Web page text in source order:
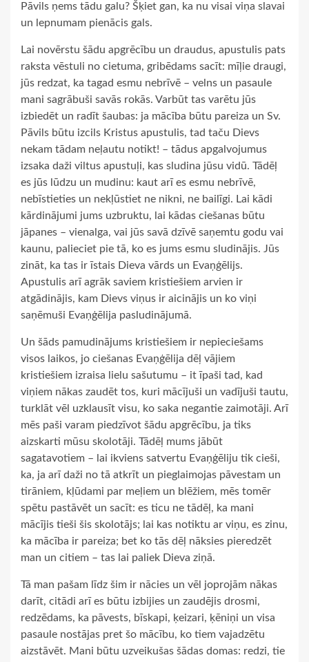
Pāvils ņems tādu galu? Šķiet gan, ka nu visai viņa slavai
un lepnumam pienācis gals.
Lai novērstu šādu apgrēcību un draudus, apustulis pats
raksta vēstuli no cietuma, gribēdams sacīt: mīļie draugi,
jūs redzat, ka tagad esmu nebrīvē – velns un pasaule
mani sagrābuši savās rokās. Varbūt tas varētu jūs
izbiedēt un radīt šaubas: ja mācība būtu pareiza un Sv.
Pāvils būtu izcils Kristus apustulis, tad taču Dievs
nekam tādam neļautu notikt! – tādus apgalvojumus
izsaka daži viltus apustuļi, kas sludina jūsu vidū. Tādēļ
es jūs lūdzu un mudinu: kaut arī es esmu nebrīvē,
nebīstieties un nekļūstiet ne nikni, ne bailīgi. Lai kādi
kārdinājumi jums uzbruktu, lai kādas ciešanas būtu
jāpanes – vienalga, vai jūs savā dzīvē saņemtu godu vai
kaunu, palieciet pie tā, ko es jums esmu sludinājis. Jūs
zināt, ka tas ir īstais Dieva vārds un Evaņģēlijs.
Apustulis arī agrāk saviem kristiešiem arvien ir
atgādinājis, kam Dievs viņus ir aicinājis un ko viņi
saņēmuši Evaņģēlija pasludinājumā.
Un šāds pamudinājums kristiešiem ir nepieciešams
visos laikos, jo ciešanas Evaņģēlija dēļ vājiem
kristiešiem izraisa lielu sašutumu – it īpaši tad, kad
viņiem nākas zaudēt tos, kuri mācījuši un vadījuši tautu,
turklāt vēl uzklausīt visu, ko saka negantie zaimotāji. Arī
mēs paši varam piedzīvot šādu apgrēcību, ja tiks
aizskarti mūsu skolotāji. Tādēļ mums jābūt
sagatavotiem – lai ikviens satvertu Evaņģēliju tik cieši,
ka, ja arī daži no tā atkrīt un pieglaimojas pāvestam un
tirāniem, kļūdami par meļiem un blēžiem, mēs tomēr
spētu pastāvēt un sacīt: es ticu ne tādēļ, ka mani
mācījis tieši šis skolotājs; lai kas notiktu ar viņu, es zinu,
ka mācība ir pareiza; bet ko tās dēļ nāksies pieredzēt
man un citiem – tas lai paliek Dieva ziņā.
Tā man pašam līdz šim ir nācies un vēl joprojām nākas
darīt, citādi arī es būtu izbijies un zaudējis drosmi,
redzēdams, ka pāvests, bīskapi, ķeizari, ķēniņi un visa
pasaule nostājas pret šo mācību, ko tiem vajadzētu
aizstāvēt. Mani būtu uzveikušas šādas domas: redzi, tie